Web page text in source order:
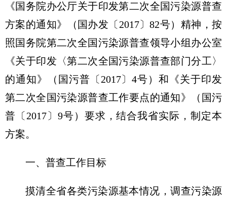
《国务院办公厅关于印发第二次全国污染源普查
方案的通知》（国办发〔2017〕82号）精神，按
照国务院第二次全国污染源普查领导小组办公室
《关于印发〈第二次全国污染源普查部门分工〉
的通知》（国污普〔2017〕4号）和《关于印发
第二次全国污染源普查工作要点的通知》（国污
普〔2017〕9号）要求，结合我省实际，制定本
方案。
一、普查工作目标
摸清全省各类污染源基本情况，调查污染源